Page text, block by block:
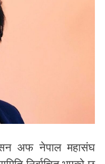
अफ नेपाल महासंघ